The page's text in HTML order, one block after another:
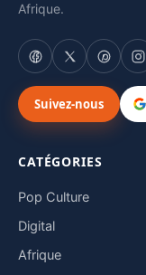
Afrique.
Suivez-nous
CATÉGORIES
Pop Culture
Digital
Afrique